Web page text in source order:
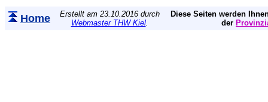
Home
Erstellt am 23.10.2016 durch
Webmaster THW Kiel.
Diese Seiten werden
der